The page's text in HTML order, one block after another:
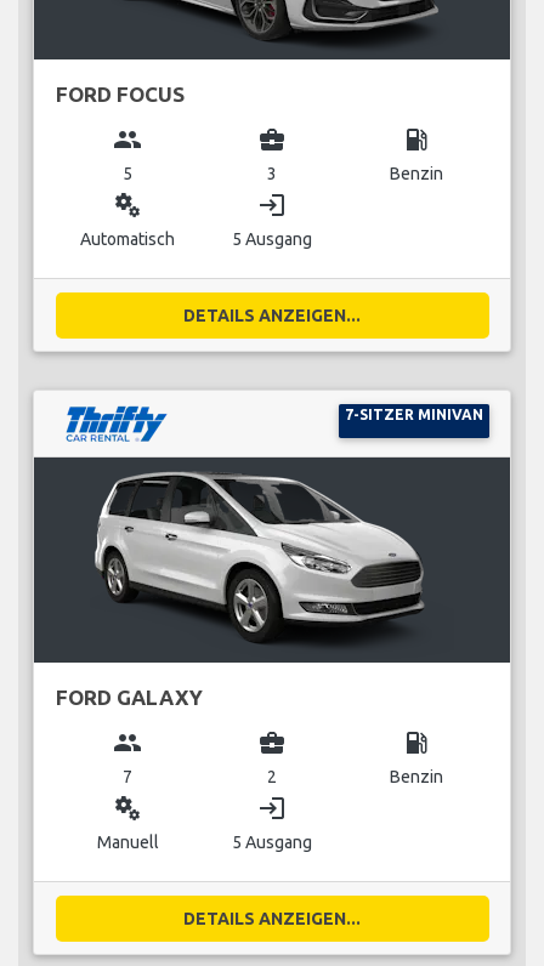
FORD FOCUS
group
5
business_center
3
local_gas_station
Benzin
miscellaneous_services
Automatisch
login
5 Ausgang
DETAILS ANZEIGEN...
7-SITZER MINIVAN
FORD GALAXY
group
7
business_center
2
local_gas_station
Benzin
miscellaneous_services
Manuell
login
5 Ausgang
DETAILS ANZEIGEN...